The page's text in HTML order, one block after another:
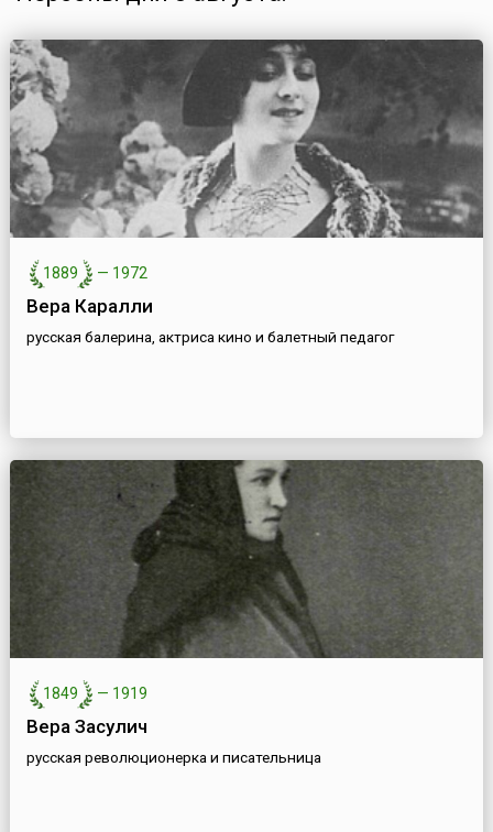
1889 — 1972
Вера Каралли
русская балерина, актриса кино и балетный педагог
1849 — 1919
Вера Засулич
русская революционерка и писательница